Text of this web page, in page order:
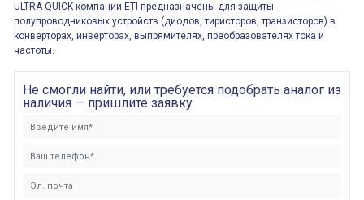
ULTRA QUICK компании ETI предназначены для защиты
полупроводниковых устройств (диодов, тиристоров, транзисторов) в
конверторах, инверторах, выпрямителях, преобразователях тока и
частоты.
Не смогли найти, или требуется подобрать аналог из
наличия — пришлите заявку